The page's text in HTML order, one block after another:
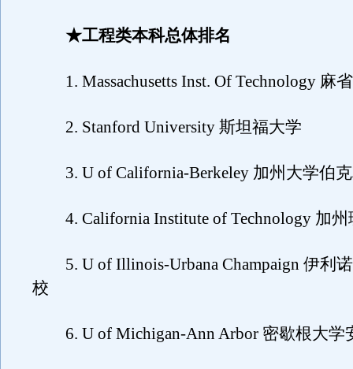
★工程类本科总体排名
1. Massachusetts Inst. Of Technology 麻
2. Stanford University 斯坦福大学
3. U of California-Berkeley 加州大学伯
4. California Institute of Technology 加州
5. U of Illinois-Urbana Champaign 伊利
校
6. U of Michigan-Ann Arbor 密歇根大学